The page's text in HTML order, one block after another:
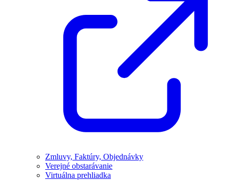
Zmluvy, Faktúry, Objednávky
Verejné obstarávanie
Virtuálna prehliadka